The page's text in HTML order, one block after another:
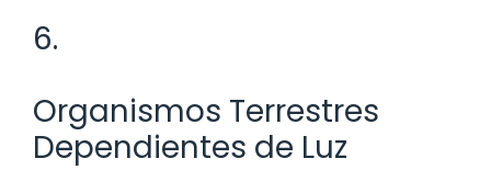
6.
Organismos Terrestres
Dependientes de Luz